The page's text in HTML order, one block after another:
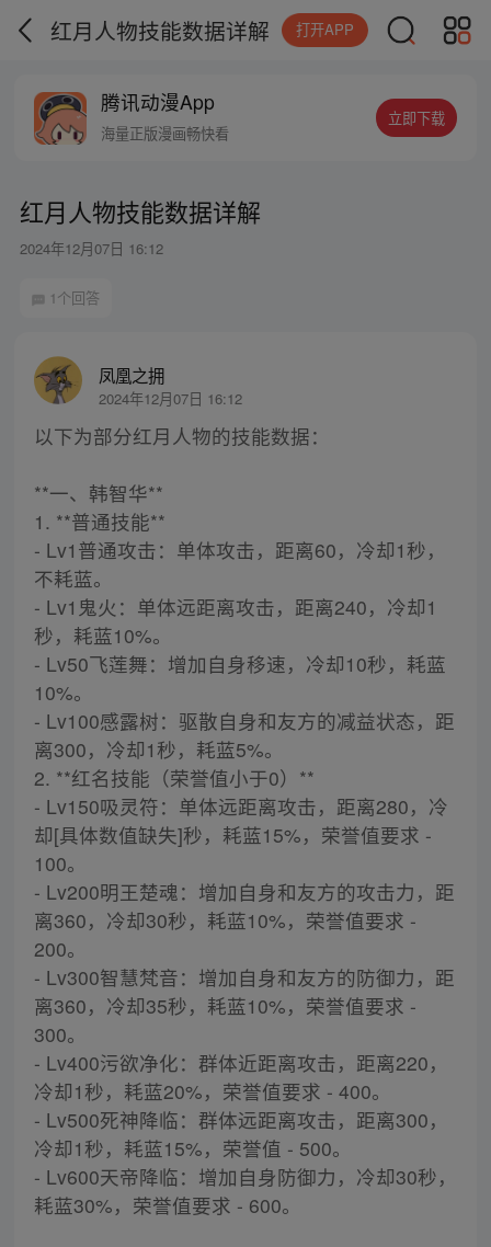
红月人物技能数据详解 打开APP
腾讯动漫App
海量正版漫画畅快看
立即下载
红月人物技能数据详解
2024年12月07日 16:12
1个回答
凤凰之拥
2024年12月07日 16:12
以下为部分红月人物的技能数据：
**一、韩智华**
1. **普通技能**
- Lv1普通攻击：单体攻击，距离60，冷却1秒，
不耗蓝。
- Lv1鬼火：单体远距离攻击，距离240，冷却1
秒，耗蓝10%。
- Lv50飞莲舞：增加自身移速，冷却10秒，耗蓝
10%。
- Lv100感露树：驱散自身和友方的减益状态，距
离300，冷却1秒，耗蓝5%。
2. **红名技能（荣誉值小于0）**
- Lv150吸灵符：单体远距离攻击，距离280，冷
却[具体数值缺失]秒，耗蓝15%，荣誉值要求 -
100。
- Lv200明王楚魂：增加自身和友方的攻击力，距
离360，冷却30秒，耗蓝10%，荣誉值要求 -
200。
- Lv300智慧梵音：增加自身和友方的防御力，距
离360，冷却35秒，耗蓝10%，荣誉值要求 -
300。
- Lv400污欲净化：群体近距离攻击，距离220，
冷却1秒，耗蓝20%，荣誉值要求 - 400。
- Lv500死神降临：群体远距离攻击，距离300，
冷却1秒，耗蓝15%，荣誉值 - 500。
- Lv600天帝降临：增加自身防御力，冷却30秒，
耗蓝30%，荣誉值要求 - 600。